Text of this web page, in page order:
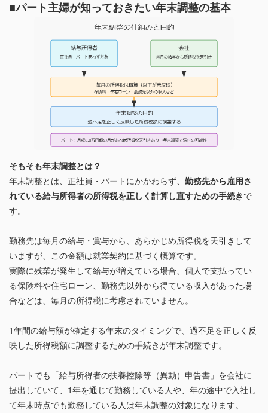
■パート主婦が知っておきたい年末調整の基本
そもそも年末調整とは？
年末調整とは、正社員・パートにかかわらず、 勤務先から雇用さ
れている給与所得者の所得税を正しく計算し直すための手続きで
す。
勤務先は毎月の給与・賞与から、あらかじめ所得税を天引きして
いますが、この金額は就業契約に基づく概算です。
実際に残業が発生して給与が増えている場合、個人で支払ってい
る保険料や住宅ローン、勤務先以外から得ている収入があった場
合などは、毎月の所得税に考慮されていません。
1年間の給与額が確定する年末のタイミングで、過不足を正しく反
映した所得税額に調整するための手続きが年末調整です。
パートでも「給与所得者の扶養控除等（異動）申告書」を会社に
提出していて、1年を通じて勤務している人や、年の途中で入社し
て年末時点でも勤務している人は年末調整の対象になります。